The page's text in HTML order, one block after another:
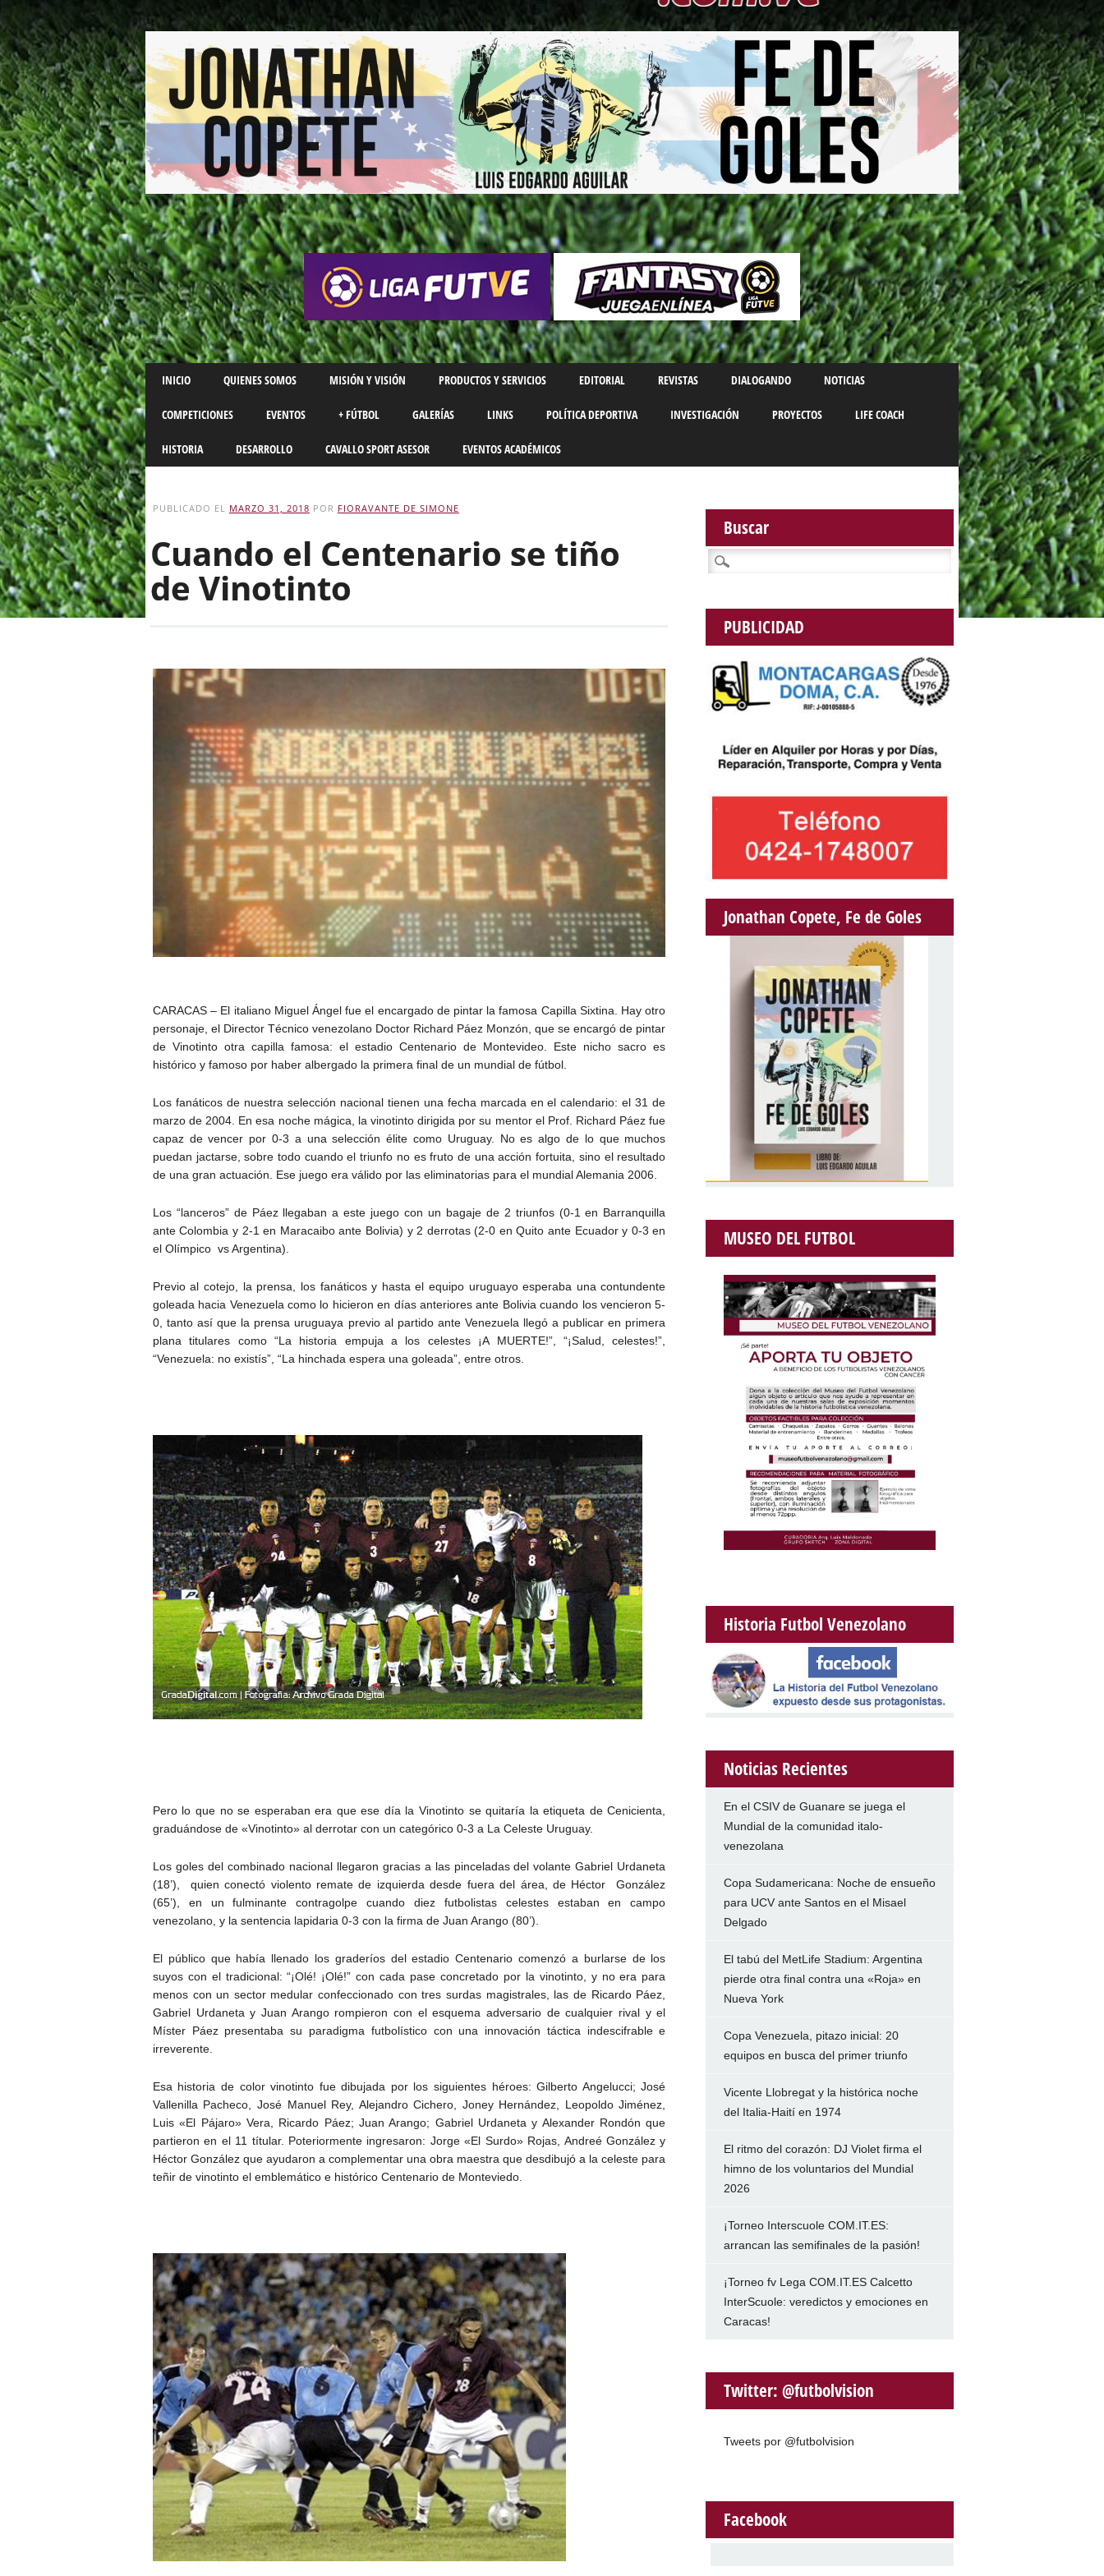
Main menu
Skip
to
content
INICIO QUIENES SOMOS MISIÓN Y VISIÓN PRODUCTOS Y SERVICIOS EDITORIAL REVISTAS DIALOGANDO NOTICIAS
COMPETICIONES EVENTOS + FÚTBOL GALERÍAS LINKS POLÍTICA DEPORTIVA INVESTIGACIÓN PROYECTOS LIFE COACH
HISTORIA DESARROLLO CAVALLO SPORT ASESOR EVENTOS ACADÉMICOS
PUBLICADO EL MARZO 31, 2018 POR FIORAVANTE DE SIMONE
Cuando el Centenario se tiño
de Vinotinto
CARACAS – El italiano Miguel Ángel fue el encargado de pintar la famosa Capilla Sixtina. Hay otro
personaje, el Director Técnico venezolano Doctor Richard Páez Monzón, que se encargó de pintar
de Vinotinto otra capilla famosa: el estadio Centenario de Montevideo. Este nicho sacro es
histórico y famoso por haber albergado la primera final de un mundial de fútbol.
Los fanáticos de nuestra selección nacional tienen una fecha marcada en el calendario: el 31 de
marzo de 2004. En esa noche mágica, la vinotinto dirigida por su mentor el Prof. Richard Páez fue
capaz de vencer por 0-3 a una selección élite como Uruguay. No es algo de lo que muchos
puedan jactarse, sobre todo cuando el triunfo no es fruto de una acción fortuita, sino el resultado
de una gran actuación. Ese juego era válido por las eliminatorias para el mundial Alemania 2006.
Los “lanceros” de Páez llegaban a este juego con un bagaje de 2 triunfos (0-1 en Barranquilla
ante Colombia y 2-1 en Maracaibo ante Bolivia) y 2 derrotas (2-0 en Quito ante Ecuador y 0-3 en
el Olímpico vs Argentina).
Previo al cotejo, la prensa, los fanáticos y hasta el equipo uruguayo esperaba una contundente
goleada hacia Venezuela como lo hicieron en días anteriores ante Bolivia cuando los vencieron 5-
0, tanto así que la prensa uruguaya previo al partido ante Venezuela llegó a publicar en primera
plana titulares como “La historia empuja a los celestes ¡A MUERTE!”, “¡Salud, celestes!”,
“Venezuela: no existís”, “La hinchada espera una goleada”, entre otros.
Pero lo que no se esperaban era que ese día la Vinotinto se quitaría la etiqueta de Cenicienta,
graduándose de «Vinotinto» al derrotar con un categórico 0-3 a La Celeste Uruguay.
Los goles del combinado nacional llegaron gracias a las pinceladas del volante Gabriel Urdaneta
(18’), quien conectó violento remate de izquierda desde fuera del área, de Héctor González
(65’), en un fulminante contragolpe cuando diez futbolistas celestes estaban en campo
venezolano, y la sentencia lapidaria 0-3 con la firma de Juan Arango (80’).
El público que había llenado los graderíos del estadio Centenario comenzó a burlarse de los
suyos con el tradicional: “¡Olé! ¡Olé!” con cada pase concretado por la vinotinto, y no era para
menos con un sector medular confeccionado con tres surdas magistrales, las de Ricardo Páez,
Gabriel Urdaneta y Juan Arango rompieron con el esquema adversario de cualquier rival y el
Míster Páez presentaba su paradigma futbolístico con una innovación táctica indescifrable e
irreverente.
Esa historia de color vinotinto fue dibujada por los siguientes héroes: Gilberto Angelucci; José
Vallenilla Pacheco, José Manuel Rey, Alejandro Cichero, Joney Hernández, Leopoldo Jiménez,
Luis «El Pájaro» Vera, Ricardo Páez; Juan Arango; Gabriel Urdaneta y Alexander Rondón que
partieron en el 11 títular. Poteriormente ingresaron: Jorge «El Surdo» Rojas, Andreé González y
Héctor González que ayudaron a complementar una obra maestra que desdibujó a la celeste para
teñir de vinotinto el emblemático e histórico Centenario de Monteviedo.
Buscar
Buscar:
PUBLICIDAD
Jonathan Copete, Fe de Goles
MUSEO DEL FUTBOL
Historia Futbol Venezolano
Noticias Recientes
En el CSIV de Guanare se juega el
Mundial de la comunidad italo-
venezolana
Copa Sudamericana: Noche de ensueño
para UCV ante Santos en el Misael
Delgado
El tabú del MetLife Stadium: Argentina
pierde otra final contra una «Roja» en
Nueva York
Copa Venezuela, pitazo inicial: 20
equipos en busca del primer triunfo
Vicente Llobregat y la histórica noche
del Italia-Haití en 1974
El ritmo del corazón: DJ Violet firma el
himno de los voluntarios del Mundial
2026
¡Torneo Interscuole COM.IT.ES:
arrancan las semifinales de la pasión!
¡Torneo fv Lega COM.IT.ES Calcetto
InterScuole: veredictos y emociones en
Caracas!
Twitter: @futbolvision
Tweets por @futbolvision
Facebook